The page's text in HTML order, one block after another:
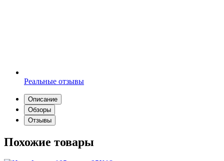
Реальные отзывы
Описание
Обзоры
Отзывы
Похожие товары